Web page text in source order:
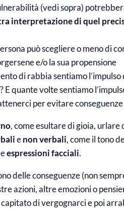
(vedi sopra)
interpretazione di quel
può scegliere o meno di
e/o la sua propensione
di rabbia sentiamo l’impulso
E quante volte sentiamo
per evitare
, come esultare di gioia, urlare
enon verbali, come il tono
espressioni facciali.
delle conseguenze (non
azioni, altre emozioni o
capitato di vergognarci e poi